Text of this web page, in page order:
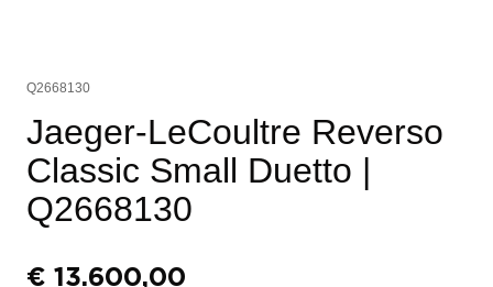
Q2668130
Jaeger-LeCoultre Reverso
Classic Small Duetto |
Q2668130
€ 13.600,00